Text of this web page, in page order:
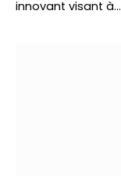
innovant visant à…